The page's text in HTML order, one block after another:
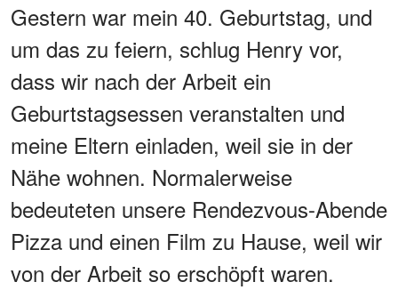
Gestern war mein 40. Geburtstag, und
um das zu feiern, schlug Henry vor,
dass wir nach der Arbeit ein
Geburtstagsessen veranstalten und
meine Eltern einladen, weil sie in der
Nähe wohnen. Normalerweise
bedeuteten unsere Rendezvous-Abende
Pizza und einen Film zu Hause, weil wir
von der Arbeit so erschöpft waren.